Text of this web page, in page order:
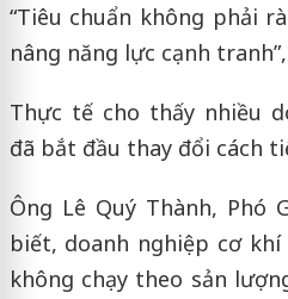
“Tiêu chuẩn không phải
nâng năng lực cạnh
Thực tế cho thấy nhiều
đã bắt đầu thay đổi cách
Ông Lê Quý Thành, Phó
biết, doanh nghiệp cơ
không chạy theo sản